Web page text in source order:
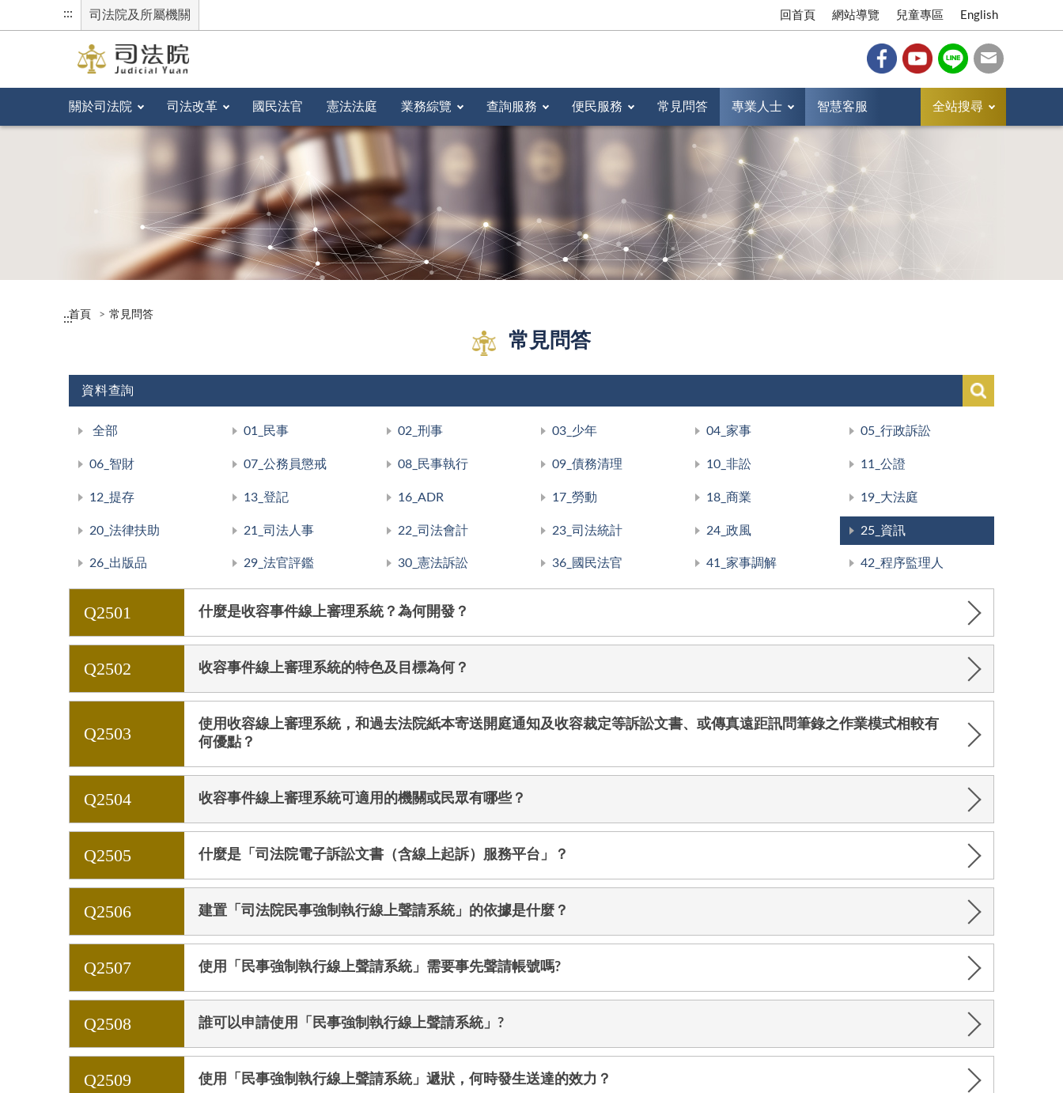
::: 司法院及所屬機關 回首頁 網站導覽 兒童專區 English
關於司法院 司法改革 國民法官 憲法法庭 業務綜覽 查詢服務 便民服務 常見問答 專業人士 智慧客服 全站搜尋
:::首頁 常見問答
常見問答
資料查詢
全部 01_民事 02_刑事 03_少年 04_家事 05_行政訴訟
06_智財 07_公務員懲戒 08_民事執行 09_債務清理 10_非訟 11_公證
12_提存 13_登記 16_ADR 17_勞動 18_商業 19_大法庭
20_法律扶助 21_司法人事 22_司法會計 23_司法統計 24_政風 25_資訊
26_出版品 29_法官評鑑 30_憲法訴訟 36_國民法官 41_家事調解 42_程序監理人
Q2501 什麼是收容事件線上審理系統？為何開發？
Q2502 收容事件線上審理系統的特色及目標為何？
Q2503
使用收容線上審理系統，和過去法院紙本寄送開庭通知及收容裁定等訴訟文書、或傳真遠距訊問筆錄之作業模式相較有
何優點？
Q2504 收容事件線上審理系統可適用的機關或民眾有哪些？
Q2505 什麼是「司法院電子訴訟文書（含線上起訴）服務平台」？
Q2506 建置「司法院民事強制執行線上聲請系統」的依據是什麼？
Q2507 使用「民事強制執行線上聲請系統」需要事先聲請帳號嗎?
Q2508 誰可以申請使用「民事強制執行線上聲請系統」?
Q2509 使用「民事強制執行線上聲請系統」遞狀，何時發生送達的效力？